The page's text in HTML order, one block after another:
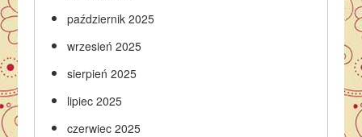
październik 2025
wrzesień 2025
sierpień 2025
lipiec 2025
czerwiec 2025